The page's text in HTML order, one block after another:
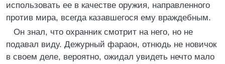
использовать ее в качестве оружия, направленного
против мира, всегда казавшегося ему враждебным.
Он знал, что охранник смотрит на него, но не
подавал виду. Дежурный фараон, отнюдь не новичок
в своем деле, вероятно, ожидал увидеть нечто мало